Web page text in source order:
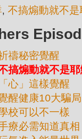
, 不搞煽動就不是
禱秘密覺醒
搞煽動就不是
心」這樣覺醒
醒健康10大騙局
校可以不一樣
療必需知道真相